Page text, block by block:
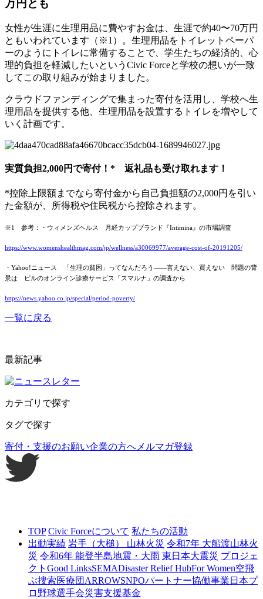
万円とも
女性が生涯に生理用品に費やすお金は、生涯で約40〜70万円
ともいわれています（※1）。生理用品をトイレットペーパ
ーのようにトイレに常備することで、学生たちの経済的、心
理的負担を軽減したいというCivic Forceと学校の想いが一致
してこの取り組みが始まりました。
クラウドファンディングで集まった寄付を活用し、学校へ生
理用品を提供する他、生理用品を設置するトイレを増やして
いく計画です。
実質負担2,000円で寄付！* 返礼品も受け取れます！
*控除上限額までなら寄付金から自己負担額の2,000円を引い
た金額が、所得税や住民税から控除されます。
※1 参考： ・ウィメンズヘルス 月経カップブランド『Intimina』の市場調査
https://www.womenshealthmag.com/jp/wellness/a30069977/average-cost-of-20191205/
・Yahoo!ニュース 「生理の貧困」ってなんだろう――言えない、買えない 問題の背
景は
ピルのオンライン診療サービス「スマルナ」の調査から
https://news.yahoo.co.jp/special/period-poverty/
一覧に戻る
最新記事
カテゴリで探す
タグで探す
寄付・支援のお願い企業の方へ メルマガ登録
TOP Civic Forceについて 私たちの活動
出動実績 岩手（大槌） 山林火災 令和7年 大船渡山林火
災 令和6年 能登半島地震・大雨 東日本大震災 プロジェ
クト Good LinksSEMADisaster Relief HubFor Women空飛
ぶ捜索医療団ARROWSNPOパートナー協働事業 日本プ
ロ野球選手会災害支援基金